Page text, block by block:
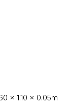
× 1.10 × 0.05m